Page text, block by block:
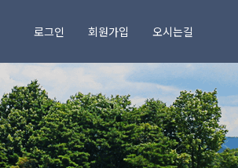
로그인 회원가입 오시는길
정보마당
공지사항
조인게시판
명예의전당